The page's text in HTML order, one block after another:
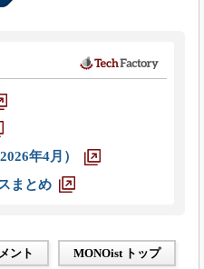
年4月）
まとめ
ント MONOist トップ